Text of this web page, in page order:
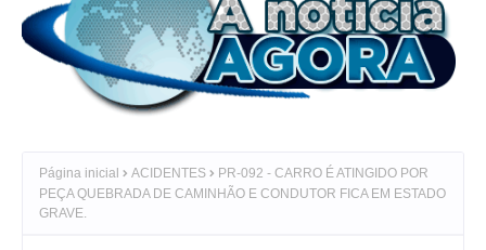
Página inicial ACIDENTES
PR-092 - CARRO É ATINGIDO POR
PEÇA QUEBRADA DE CAMINHÃO E CONDUTOR FICA EM ESTADO
GRAVE.